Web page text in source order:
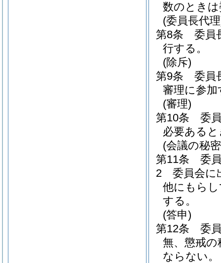
数のとき
(委員長代
第8条
委員
行する。
(除斥)
第9条
委員
審理に参
(審理)
第10条
委
必要ある
(会議の秘
第11条
委
2
委員会に
他にもら
する。
(答申)
第12条
委
無、懲戒
ならない。